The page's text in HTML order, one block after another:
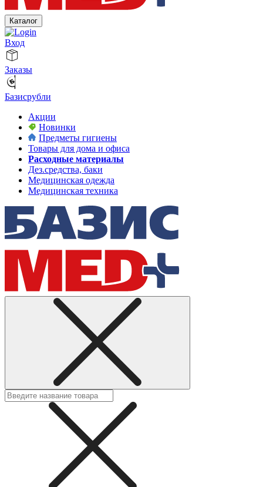
Каталог
Вход
Заказы
Базисрубли
Акции
Новинки
Предметы гигиены
Товары для дома и офиса
Расходные материалы
Дез.средства, баки
Медицинская одежда
Медицинская техника